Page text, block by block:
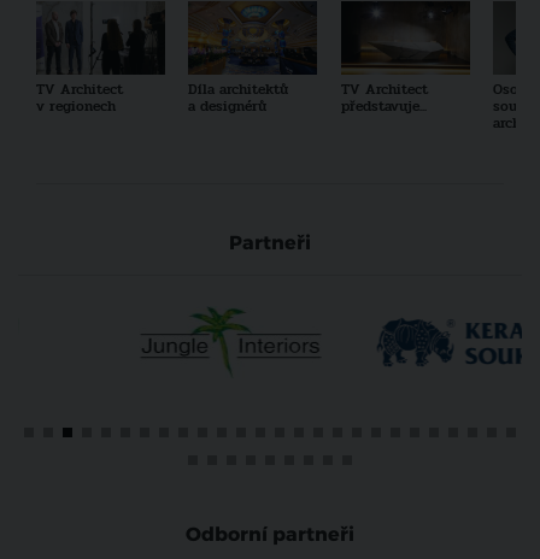
TV Architect
v regionech
Díla architektů
a designérů
TV Architect
představuje...
Partneři
Odborní partneři